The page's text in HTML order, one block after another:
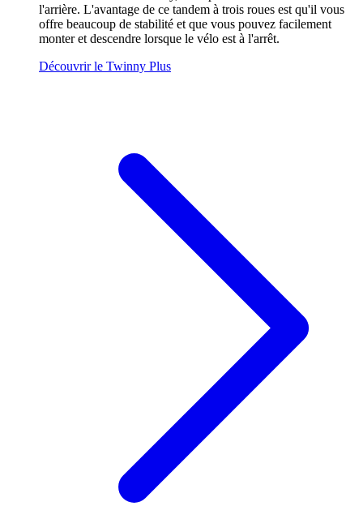
l'arrière. L'avantage de ce tandem à trois roues est qu'il vous
offre beaucoup de stabilité et que vous pouvez facilement
monter et descendre lorsque le vélo est à l'arrêt.
Découvrir le Twinny Plus